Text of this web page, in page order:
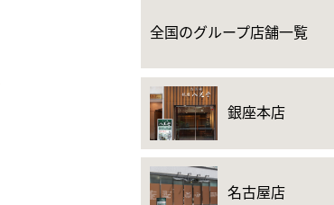
全国のグループ店舗一覧
銀座本店
名古屋店